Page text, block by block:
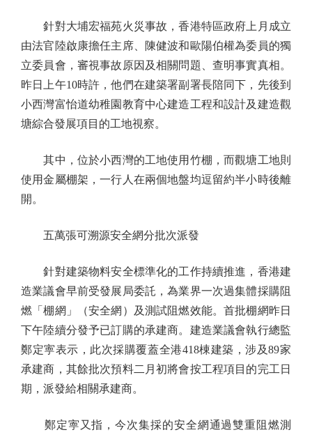
針對大埔宏福苑火災事故，香港特區政府上月成立
由法官陸啟康擔任主席、陳健波和歐陽伯權為委員的獨
立委員會，審視事故原因及相關問題、查明事實真相。
昨日上午10時許，他們在建築署副署長陪同下，先後到
小西灣富怡道幼稚園教育中心建造工程和設計及建造觀
塘綜合發展項目的工地視察。
其中，位於小西灣的工地使用竹棚，而觀塘工地則
使用金屬棚架，一行人在兩個地盤均逗留約半小時後離
開。
五萬張可溯源安全網分批次派發
針對建築物料安全標準化的工作持續推進，香港建
造業議會早前受發展局委託，為業界一次過集體採購阻
燃「棚網」（安全網）及測試阻燃效能。首批棚網昨日
下午陸續分發予已訂購的承建商。建造業議會執行總監
鄭定寕表示，此次採購覆蓋全港418棟建築，涉及89家
承建商，其餘批次預料二月初將會按工程項目的完工日
期，派發給相關承建商。
鄭定寕又指，今次集採的安全網通過雙重阻燃測